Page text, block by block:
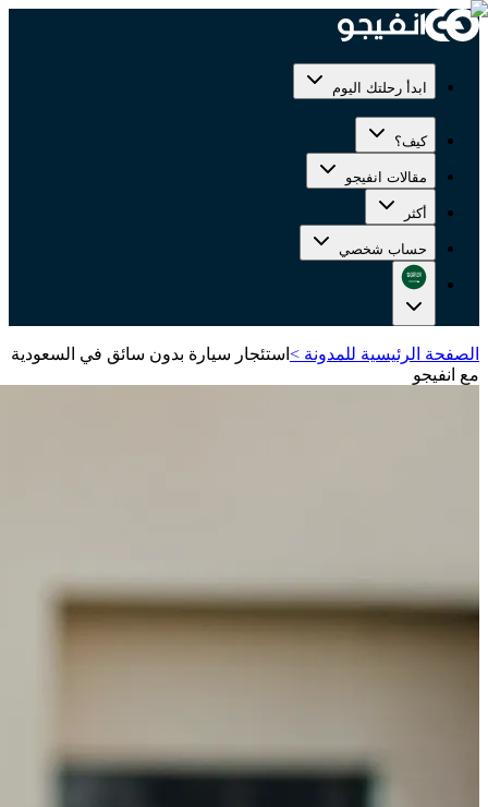
ابدأ رحلتك اليوم
كيف؟
مقالات انفيجو
أكثر
حساب شخصي
الصفحة الرئيسية للمدونة > استئجار سيارة بدون سائق في السعودية
مع انفيجو